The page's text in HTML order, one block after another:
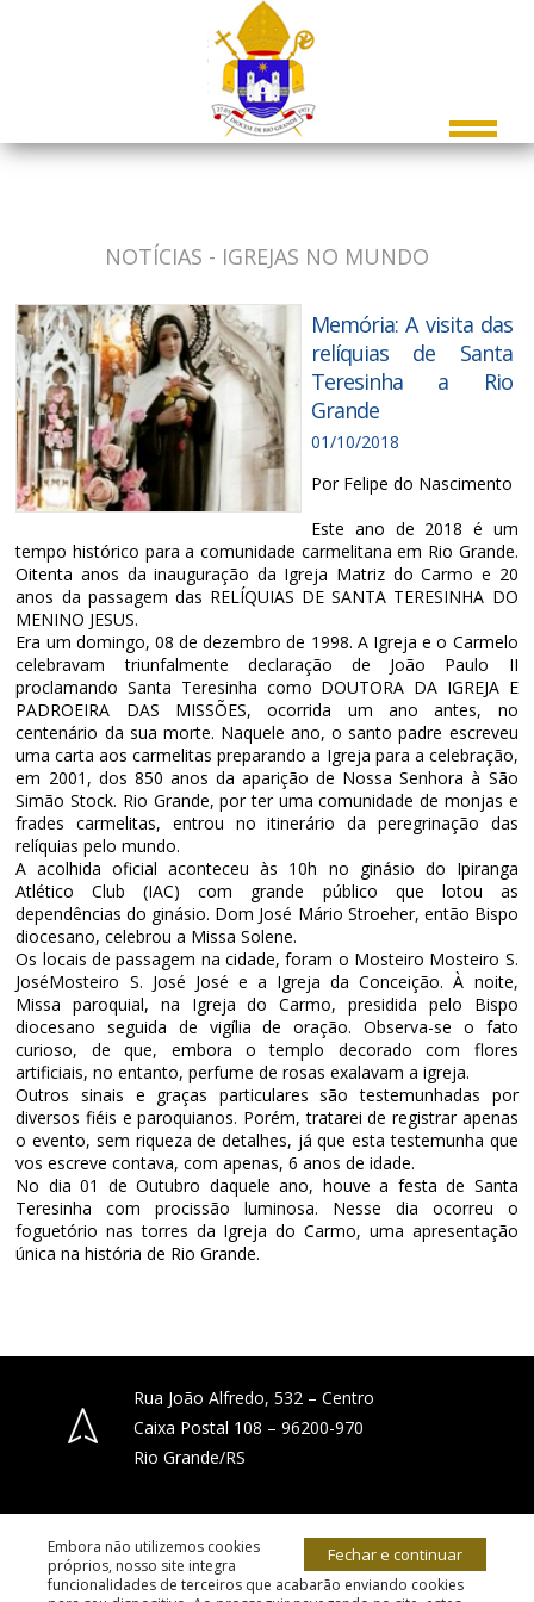
NOTÍCIAS - IGREJAS NO MUNDO
Memória: A visita das
relíquias de Santa
Teresinha a Rio
Grande
01/10/2018
Por Felipe do Nascimento
Este ano de 2018 é um
tempo histórico para a comunidade carmelitana em Rio Grande.
Oitenta anos da inauguração da Igreja Matriz do Carmo e 20
anos da passagem das RELÍQUIAS DE SANTA TERESINHA DO
MENINO JESUS.
Era um domingo, 08 de dezembro de 1998. A Igreja e o Carmelo
celebravam triunfalmente declaração de João Paulo II
proclamando Santa Teresinha como DOUTORA DA IGREJA E
PADROEIRA DAS MISSÕES, ocorrida um ano antes, no
centenário da sua morte. Naquele ano, o santo padre escreveu
uma carta aos carmelitas preparando a Igreja para a celebração,
em 2001, dos 850 anos da aparição de Nossa Senhora à São
Simão Stock. Rio Grande, por ter uma comunidade de monjas e
frades carmelitas, entrou no itinerário da peregrinação das
relíquias pelo mundo.
A acolhida oficial aconteceu às 10h no ginásio do Ipiranga
Atlético Club (IAC) com grande público que lotou as
dependências do ginásio. Dom José Mário Stroeher, então Bispo
diocesano, celebrou a Missa Solene.
Os locais de passagem na cidade, foram o Mosteiro Mosteiro S.
JoséMosteiro S. José José e a Igreja da Conceição. À noite,
Missa paroquial, na Igreja do Carmo, presidida pelo Bispo
diocesano seguida de vigília de oração. Observa-se o fato
curioso, de que, embora o templo decorado com flores
artificiais, no entanto, perfume de rosas exalavam a igreja.
Outros sinais e graças particulares são testemunhadas por
diversos fiéis e paroquianos. Porém, tratarei de registrar apenas
o evento, sem riqueza de detalhes, já que esta testemunha que
vos escreve contava, com apenas, 6 anos de idade.
No dia 01 de Outubro daquele ano, houve a festa de Santa
Teresinha com procissão luminosa. Nesse dia ocorreu o
foguetório nas torres da Igreja do Carmo, uma apresentação
única na história de Rio Grande.
Rua João Alfredo, 532 – Centro
Caixa Postal 108 – 96200-970
Rio Grande/RS
Fechar e continuar
Embora não utilizemos cookies
próprios, nosso site integra
funcionalidades de terceiros que acabarão enviando cookies